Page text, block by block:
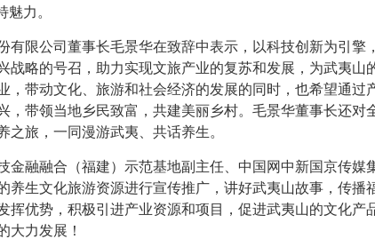
力。
有限公司董事长毛景华在致辞中表示，以科技创新为引擎
战略的号召，助力实现文旅产业的复苏和发展，为武夷山
，带动文化、旅游和社会经济的发展的同时，也希望通过
，带领当地乡民致富，共建美丽乡村。毛景华董事长还对
旅，一同漫游武夷、共话养生。
金融融合（福建）示范基地副主任、中国网中新国京传媒
养生文化旅游资源进行宣传推广，讲好武夷山故事，传播
挥优势，积极引进产业资源和项目，促进武夷山的文化产
大力发展！